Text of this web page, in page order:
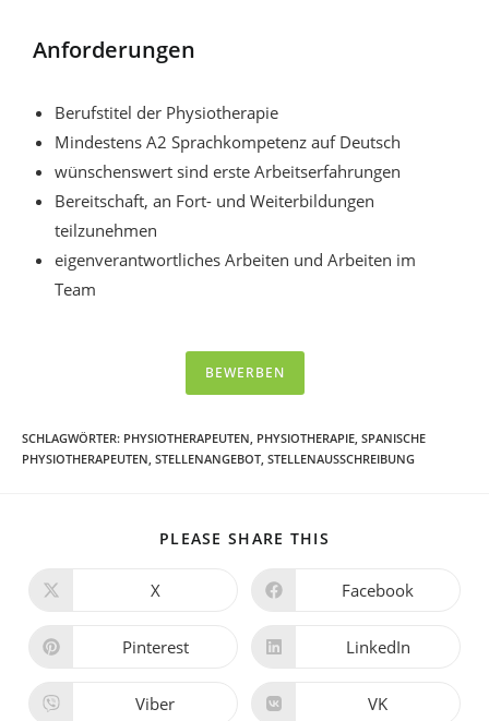
Anforderungen
Berufstitel der Physiotherapie
Mindestens A2 Sprachkompetenz auf Deutsch
wünschenswert sind erste Arbeitserfahrungen
Bereitschaft, an Fort- und Weiterbildungen
teilzunehmen
eigenverantwortliches Arbeiten und Arbeiten im
Team
BEWERBEN
SCHLAGWÖRTER: PHYSIOTHERAPEUTEN PHYSIOTHERAPIE SPANISCHE
PHYSIOTHERAPEUTEN STELLENANGEBOT STELLENAUSSCHREIBUNG
PLEASE SHARE THIS
X Facebook
Pinterest LinkedIn
Viber VK